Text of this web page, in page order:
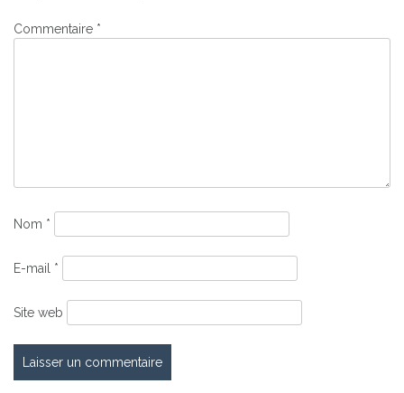
Commentaire *
Nom *
E-mail *
Site web